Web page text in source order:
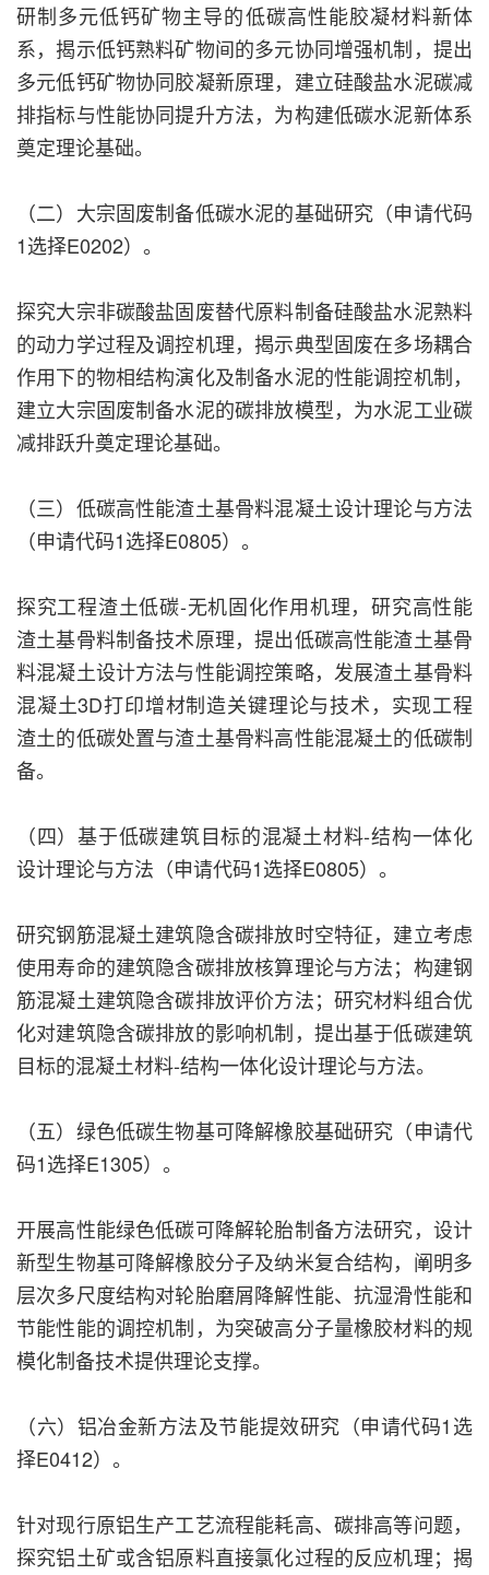
研制多元低钙矿物主导的低碳高性能胶凝材料新体
系，揭示低钙熟料矿物间的多元协同增强机制，提出
多元低钙矿物协同胶凝新原理，建立硅酸盐水泥碳减
排指标与性能协同提升方法，为构建低碳水泥新体系
奠定理论基础。
（二）大宗固废制备低碳水泥的基础研究（申请代码
1选择E0202）。
探究大宗非碳酸盐固废替代原料制备硅酸盐水泥熟料
的动力学过程及调控机理，揭示典型固废在多场耦合
作用下的物相结构演化及制备水泥的性能调控机制，
建立大宗固废制备水泥的碳排放模型，为水泥工业碳
减排跃升奠定理论基础。
（三）低碳高性能渣土基骨料混凝土设计理论与方法
（申请代码1选择E0805）。
探究工程渣土低碳-无机固化作用机理，研究高性能
渣土基骨料制备技术原理，提出低碳高性能渣土基骨
料混凝土设计方法与性能调控策略，发展渣土基骨料
混凝土3D打印增材制造关键理论与技术，实现工程
渣土的低碳处置与渣土基骨料高性能混凝土的低碳制
备。
（四）基于低碳建筑目标的混凝土材料-结构一体化
设计理论与方法（申请代码1选择E0805）。
研究钢筋混凝土建筑隐含碳排放时空特征，建立考虑
使用寿命的建筑隐含碳排放核算理论与方法；构建钢
筋混凝土建筑隐含碳排放评价方法；研究材料组合优
化对建筑隐含碳排放的影响机制，提出基于低碳建筑
目标的混凝土材料-结构一体化设计理论与方法。
（五）绿色低碳生物基可降解橡胶基础研究（申请代
码1选择E1305）。
开展高性能绿色低碳可降解轮胎制备方法研究，设计
新型生物基可降解橡胶分子及纳米复合结构，阐明多
层次多尺度结构对轮胎磨屑降解性能、抗湿滑性能和
节能性能的调控机制，为突破高分子量橡胶材料的规
模化制备技术提供理论支撑。
（六）铝冶金新方法及节能提效研究（申请代码1选
择E0412）。
针对现行原铝生产工艺流程能耗高、碳排高等问题，
探究铝土矿或含铝原料直接氯化过程的反应机理；揭